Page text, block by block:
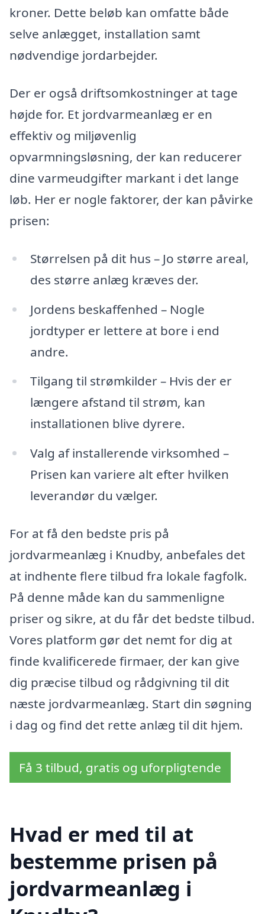
kroner. Dette beløb kan omfatte både
selve anlægget, installation samt
nødvendige jordarbejder.
Der er også driftsomkostninger at tage
højde for. Et jordvarmeanlæg er en
effektiv og miljøvenlig
opvarmningsløsning, der kan reducerer
dine varmeudgifter markant i det lange
løb. Her er nogle faktorer, der kan påvirke
prisen:
Størrelsen på dit hus – Jo større areal,
des større anlæg kræves der.
Jordens beskaffenhed – Nogle
jordtyper er lettere at bore i end
andre.
Tilgang til strømkilder – Hvis der er
længere afstand til strøm, kan
installationen blive dyrere.
Valg af installerende virksomhed –
Prisen kan variere alt efter hvilken
leverandør du vælger.
For at få den bedste pris på
jordvarmeanlæg i Knudby, anbefales det
at indhente flere tilbud fra lokale fagfolk.
På denne måde kan du sammenligne
priser og sikre, at du får det bedste tilbud.
Vores platform gør det nemt for dig at
finde kvalificerede firmaer, der kan give
dig præcise tilbud og rådgivning til dit
næste jordvarmeanlæg. Start din søgning
i dag og find det rette anlæg til dit hjem.
Få 3 tilbud, gratis og uforpligtende
Hvad er med til at
bestemme prisen på
jordvarmeanlæg i